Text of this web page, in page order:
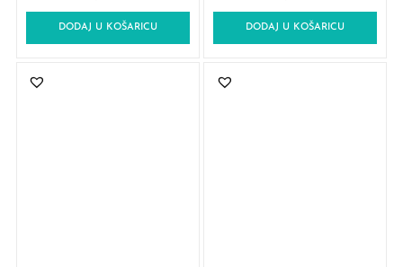
DODAJ U KOŠARICU DODAJ U KOŠARICU